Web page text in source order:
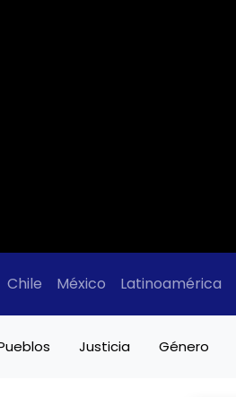
Chile México Latinoamérica
Justicia Género